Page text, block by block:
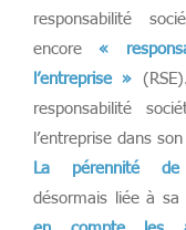
responsabilité
encore
«
l’entreprise »
responsabilité
l’entreprise dans
La pérennité de
désormais liée à sa